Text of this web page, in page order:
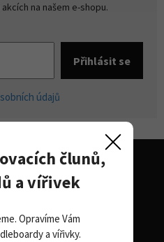
na našem e-shopu.
údajů
člunů,
a vířivek
Opravíme Vám
a vířivky.